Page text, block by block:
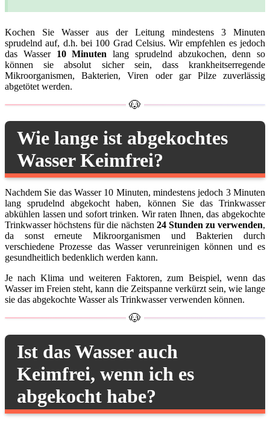
Kochen Sie Wasser aus der Leitung mindestens 3 Minuten
sprudelnd auf, d.h. bei 100 Grad Celsius. Wir empfehlen es jedoch
das Wasser 10 Minuten lang sprudelnd abzukochen, denn so
können sie absolut sicher sein, dass krankheitserregende
Mikroorganismen, Bakterien, Viren oder gar Pilze zuverlässig
abgetötet werden.
Wie lange ist abgekochtes
Wasser Keimfrei?
Nachdem Sie das Wasser 10 Minuten, mindestens jedoch 3 Minuten
lang sprudelnd abgekocht haben, können Sie das Trinkwasser
abkühlen lassen und sofort trinken. Wir raten Ihnen, das abgekochte
Trinkwasser höchstens für die nächsten 24 Stunden zu verwenden,
da sonst erneute Mikroorganismen und Bakterien durch
verschiedene Prozesse das Wasser verunreinigen können und es
gesundheitlich bedenklich werden kann.
Je nach Klima und weiteren Faktoren, zum Beispiel, wenn das
Wasser im Freien steht, kann die Zeitspanne verkürzt sein, wie lange
sie das abgekochte Wasser als Trinkwasser verwenden können.
Ist das Wasser auch
Keimfrei, wenn ich es
abgekocht habe?